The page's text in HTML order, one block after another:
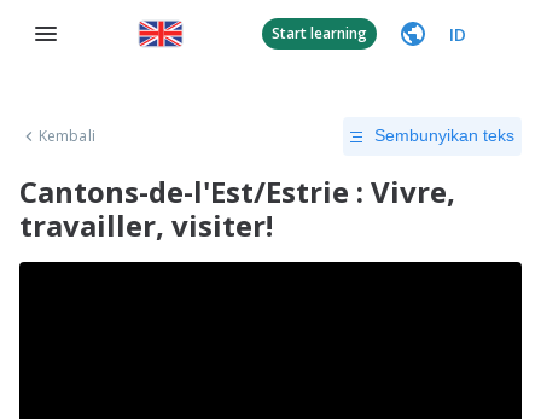
Start learning ID
Kembali Sembunyikan teks
Cantons-de-l'Est/Estrie : Vivre,
travailler, visiter!